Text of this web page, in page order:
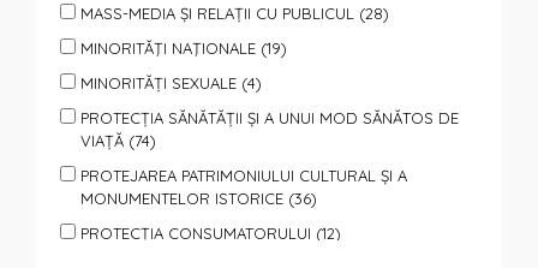
MASS-MEDIA ȘI RELAȚII CU PUBLICUL (28)
MINORITĂŢI NAŢIONALE (19)
MINORITĂȚI SEXUALE (4)
PROTECȚIA SĂNĂTĂȚII ȘI A UNUI MOD SĂNĂTOS DE
VIAȚĂ (74)
PROTEJAREA PATRIMONIULUI CULTURAL ȘI A
MONUMENTELOR ISTORICE (36)
PROTECȚIA CONSUMATORULUI (12)